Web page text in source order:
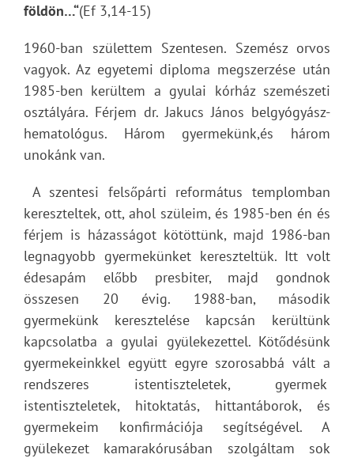
földön…“(Ef 3,14-15)
1960-ban születtem Szentesen. Szemész orvos
vagyok. Az egyetemi diploma megszerzése után
1985-ben kerültem a gyulai kórház szemészeti
osztályára. Férjem dr. Jakucs János belgyógyász-
hematológus. Három gyermekünk,és három
unokánk van.
A szentesi felsőpárti református templomban
kereszteltek, ott, ahol szüleim, és 1985-ben én és
férjem is házasságot kötöttünk, majd 1986-ban
legnagyobb gyermekünket kereszteltük. Itt volt
édesapám előbb presbiter, majd gondnok
összesen 20 évig. 1988-ban, második
gyermekünk keresztelése kapcsán kerültünk
kapcsolatba a gyulai gyülekezettel. Kötődésünk
gyermekeinkkel együtt egyre szorosabbá vált a
rendszeres istentiszteletek, gyermek
istentiszteletek, hitoktatás, hittantáborok, és
gyermekeim konfirmációja segítségével. A
gyülekezet kamarakórusában szolgáltam sok